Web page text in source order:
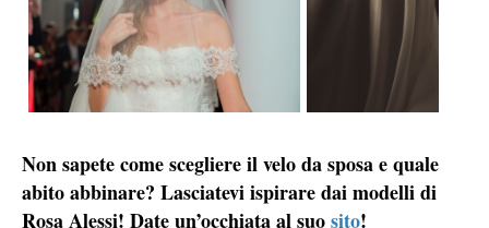
Non sapete come scegliere il velo da sposa e quale
abito abbinare? Lasciatevi ispirare dai modelli di
Rosa Alessi! Date un’occhiata al suosito!